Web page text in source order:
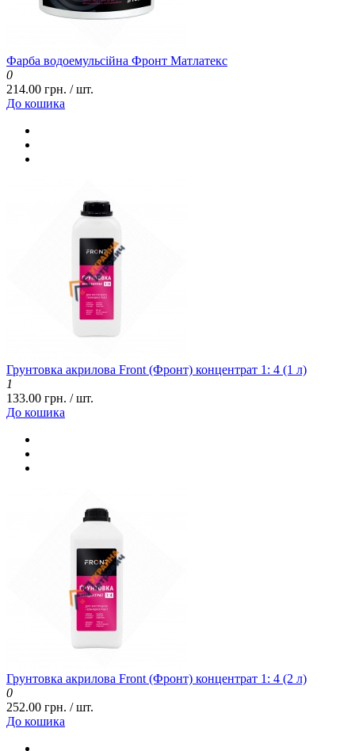
Фарба водоемульсійна Фронт Матлатекс
0
214.00 грн. / шт.
До кошика
Грунтовка акрилова Front (Фронт) концентрат 1: 4 (1 л)
1
133.00 грн. / шт.
До кошика
Грунтовка акрилова Front (Фронт) концентрат 1: 4 (2 л)
0
252.00 грн. / шт.
До кошика